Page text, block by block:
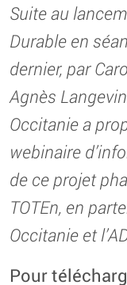
Suite au
Durable en
dernier, par
Agnès
Occitanie a
webinaire
de ce projet
TOTEn, en
Occitanie et
Pour